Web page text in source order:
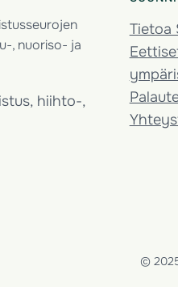
, nuoriso- ja
hiihto-,
Tietoa
©